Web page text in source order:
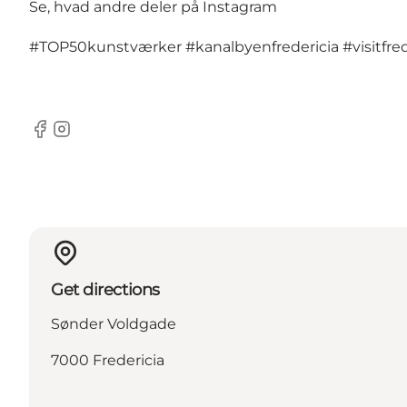
Se, hvad andre deler på Instagram
#TOP50kunstværker #kanalbyenfredericia
Facebook
Instagram
Get directions
Sønder Voldgade
7000 Fredericia